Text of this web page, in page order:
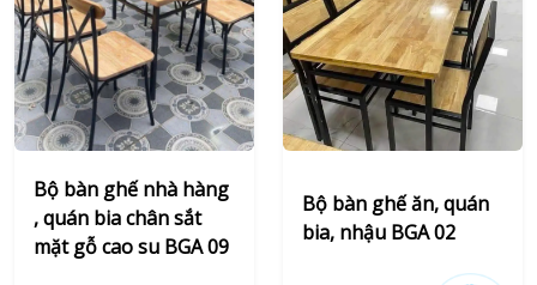
Bộ bàn ghế nhà hàng
, quán bia chân sắt
mặt gỗ cao su BGA 09
Bộ bàn ghế ăn, quán
bia, nhậu BGA 02